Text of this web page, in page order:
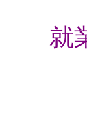
就